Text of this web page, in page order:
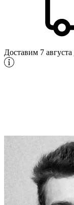
Доставим 7 августа